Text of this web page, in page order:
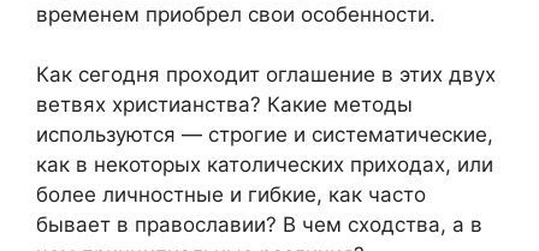
временем приобрел свои особенности.
Как сегодня проходит оглашение в этих двух
ветвях христианства? Какие методы
используются — строгие и систематические,
как в некоторых католических приходах, или
более личностные и гибкие, как часто
бывает в православии? В чем сходства, а в